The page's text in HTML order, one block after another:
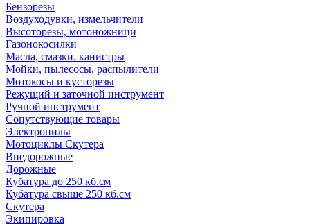
Бензорезы
Воздуходувки, измельчители
Высоторезы, мотоножници
Газонокосилки
Масла, смазки. канистры
Мойки, пылесосы, распылители
Мотокосы и кусторезы
Режущий и заточной инструмент
Ручной инструмент
Сопутствующие товары
Электропилы
Мотоциклы Скутера
Внедорожные
Дорожные
Кубатура до 250 кб.см
Кубатура свыше 250 кб.см
Скутера
Экипировка